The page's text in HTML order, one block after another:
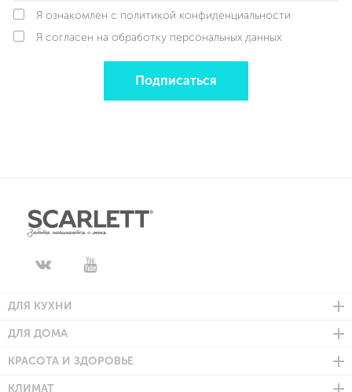
Я ознакомлен с политикой конфиденциальности
Я согласен на обработку персональных данных
Подписаться
ДЛЯ КУХНИ
ДЛЯ ДОМА
КРАСОТА И ЗДОРОВЬЕ
КЛИМАТ